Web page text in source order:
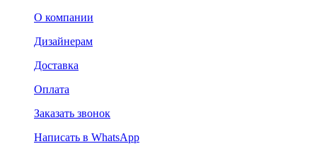
О компании
Дизайнерам
Доставка
Оплата
Заказать звонок
Написать в WhatsApp